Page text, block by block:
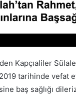
Kapçıaliler
tarihinde vefat
baş sağlığı